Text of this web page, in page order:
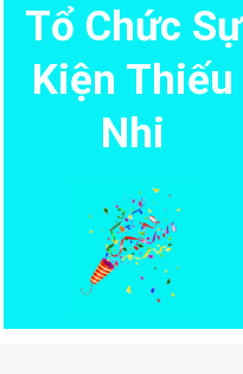
Tổ Chức Sự
Kiện Thiếu
Nhi